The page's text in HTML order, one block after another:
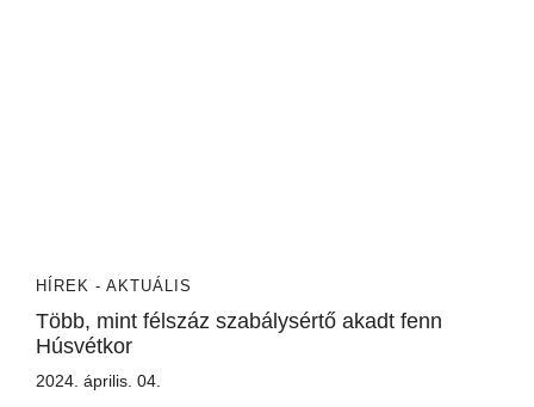
HÍREK - AKTUÁLIS
Több, mint félszáz szabálysértő akadt fenn
Húsvétkor
2024. április. 04.